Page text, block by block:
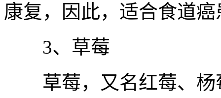
康复，因此，适合食道
3、草莓
草莓，又名红莓、杨